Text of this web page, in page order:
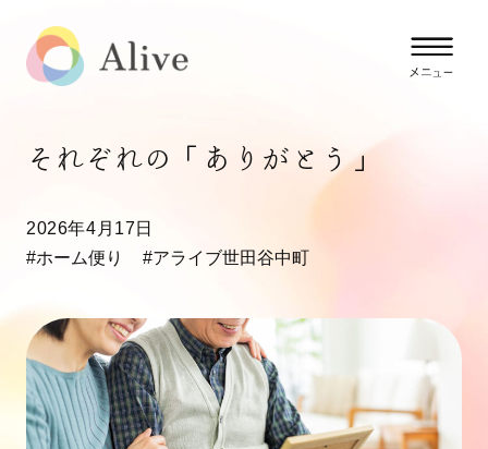
それぞれの「ありがとう」
2026年4月17日
#ホーム便り
#アライブ世田谷中町